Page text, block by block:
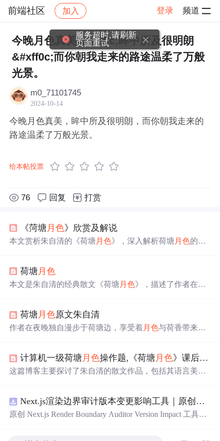
前端社区 加入 登录 频道
社区 前端社区 感慨 帖子详情
今晚月色真美&#xff0c;眸中所及很明朗
&#xff0c;而你朝我走来的路途温柔了万般
光景。
m0_71101745
2024-10-14
今晚月色真美，眸中所及很明朗，而你朝我走来的
路途温柔了万般光景。
给本帖投票
76 回复 打赏
《菏塘 月色》欣赏及解说
本文赏析朱自清的《荷塘 月色》，深入解析荷塘 月色的美
荷塘 月色
本文是朱自清的经典散文《荷塘 月色》，描述了作者在一
悟。荷塘月色原文朱自清
作者在夜晚独自漫步于荷塘边，享受着月色与荷香带来的
曳，散发出阵阵清香。
计算机一级荷塘月色操作题,《荷塘月色》课后习题及答案
这篇博客主要探讨了朱自清的散文作品，包括其语言美、
时也指出了其散文中可能存在的不足，如想象不够充沛，
节奏较慢。文章还引用了其他评论家的观点，对朱自清的
Next.js渲染边界审计版本变更影响工具｜原创源码+测试+离线报告
原创 Next.js Render Boundary Auditor Version Impact 工具，
服务超时,请刷新
页面重试